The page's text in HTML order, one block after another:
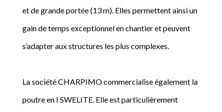
et de grande portée (13 m). Elles permettent ainsi un
gain de temps exceptionnel en chantier et peuvent
s’adapter aux structures les plus complexes.
La société CHARPIMO commercialise également la
poutre en I SWELITE. Elle est particulièrement